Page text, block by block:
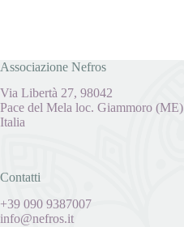
Associazione Nefros
Via Libertà 27, 98042
Pace del Mela loc. Giammoro (ME)
Italia
Contatti
+39 090 9387007
info@nefros.it